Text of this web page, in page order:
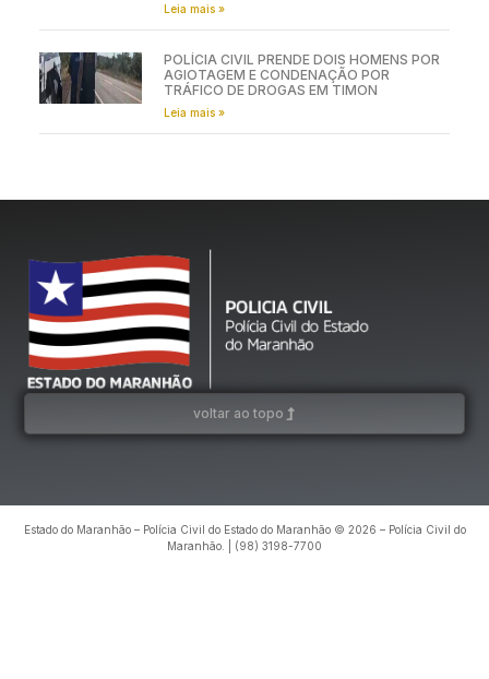
Leia mais »
POLÍCIA CIVIL PRENDE DOIS HOMENS POR
AGIOTAGEM E CONDENAÇÃO POR
TRÁFICO DE DROGAS EM TIMON
Leia mais »
voltar ao topo
Estado do Maranhão – Polícia Civil do Estado do Maranhão © 2026 – Polícia Civil do
Maranhão. | (98) 3198-7700